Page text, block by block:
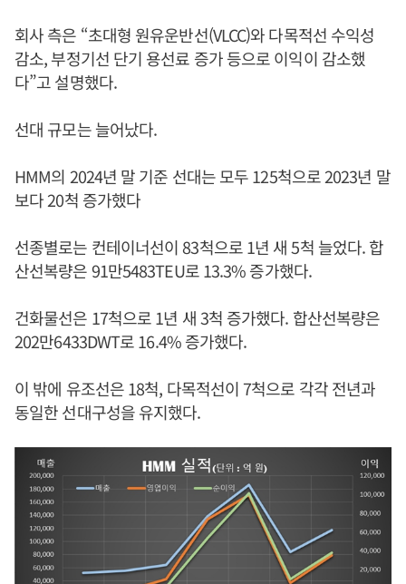
회사 측은 “초대형 원유운반선(VLCC)와 다목적선 수익성
감소, 부정기선 단기 용선료 증가 등으로 이익이 감소했
다”고 설명했다.
선대 규모는 늘어났다.
HMM의 2024년 말 기준 선대는 모두 125척으로 2023년 말
보다 20척 증가했다
선종별로는 컨테이너선이 83척으로 1년 새 5척 늘었다. 합
산선복량은 91만5483TEU로 13.3% 증가했다.
건화물선은 17척으로 1년 새 3척 증가했다. 합산선복량은
202만6433DWT로 16.4% 증가했다.
이 밖에 유조선은 18척, 다목적선이 7척으로 각각 전년과
동일한 선대구성을 유지했다.